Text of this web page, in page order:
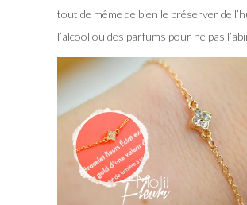
tout de même de bien le préserver de
l’alcool ou des parfums pour ne pas